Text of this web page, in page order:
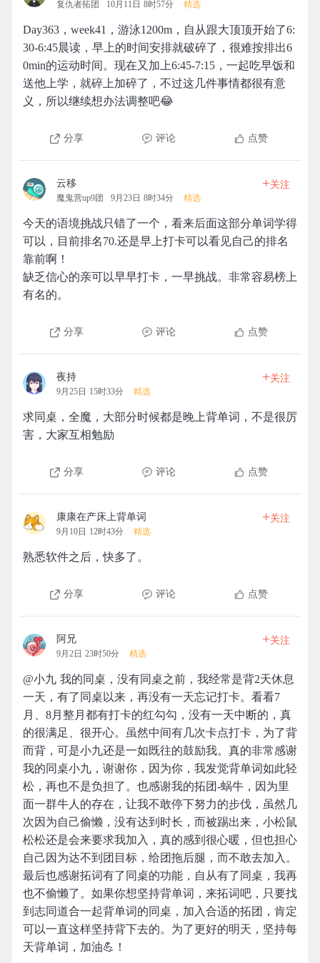
复仇者拓团 10月11日 8时57分 精选
Day363，week41，游泳1200m，自从跟大顶顶开始了6:
30-6:45晨读，早上的时间安排就破碎了，很难按排出6
0min的运动时间。现在又加上6:45-7:15，一起吃早饭和
送他上学，就碎上加碎了，不过这几件事情都很有意
义，所以继续想办法调整吧😂
分享 评论 点赞
云移
魔鬼营up9团 9月23日 8时34分 精选
+关注
今天的语境挑战只错了一个，看来后面这部分单词学得
可以，目前排名70.还是早上打卡可以看见自己的排名
靠前啊！
缺乏信心的亲可以早早打卡，一早挑战。非常容易榜上
有名的。
分享 评论 点赞
夜持
9月25日 15时33分 精选
+关注
求同桌，全魔，大部分时候都是晚上背单词，不是很厉
害，大家互相勉励
分享 评论 点赞
康康在产床上背单词
9月10日 12时43分 精选
+关注
熟悉软件之后，快多了。
分享 评论 点赞
阿兄
9月2日 23时50分 精选
+关注
@小九 我的同桌，没有同桌之前，我经常是背2天休息
一天，有了同桌以来，再没有一天忘记打卡。看看7
月、8月整月都有打卡的红勾勾，没有一天中断的，真
的很满足、很开心。虽然中间有几次卡点打卡，为了背
而背，可是小九还是一如既往的鼓励我。真的非常感谢
我的同桌小九，谢谢你，因为你，我发觉背单词如此轻
松，再也不是负担了。也感谢我的拓团-蜗牛，因为里
面一群牛人的存在，让我不敢停下努力的步伐，虽然几
次因为自己偷懒，没有达到时长，而被踢出来，小松鼠
松松还是会来要求我加入，真的感到很心暖，但也担心
自己因为达不到团目标，给团拖后腿，而不敢去加入。
最后也感谢拓词有了同桌的功能，自从有了同桌，我再
也不偷懒了。如果你想坚持背单词，来拓词吧，只要找
到志同道合一起背单词的同桌，加入合适的拓团，肯定
可以一直这样坚持背下去的。为了更好的明天，坚持每
天背单词，加油💪！